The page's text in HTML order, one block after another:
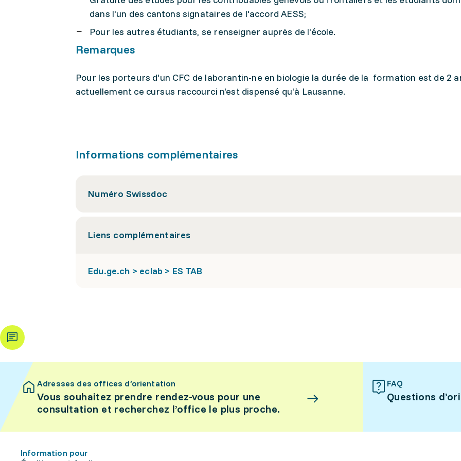
dans l'un des cantons signataires de l'accord AESS;
Pour les autres étudiants, se renseigner auprès de l'école.
Remarques
Pour les porteurs d'un CFC de laborantin-ne en biologie la durée de la formation est de 2
actuellement ce cursus raccourci n'est dispensé qu'à Lausanne.
Informations complémentaires
Numéro Swissdoc
Liens complémentaires
Edu.ge.ch > eclab > ES TAB
Adresses des offices d’orientation
Vous souhaitez prendre rendez-vous pour une
consultation et recherchez l’office le plus proche.
FAQ
Questions
Information pour